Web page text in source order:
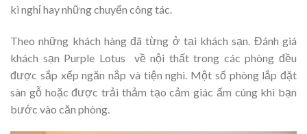
kì nghỉ hay những chuyến công tác.
Theo những khách hàng đã từng ở tại khách sạn. Đánh giá
khách sạn Purple Lotus về nội thất trong các phòng đều
được sắp xếp ngăn nắp và tiện nghi. Một số phòng lắp đặt
sàn gỗ hoặc được trải thảm tạo cảm giác ấm cúng khi bạn
bước vào căn phòng.